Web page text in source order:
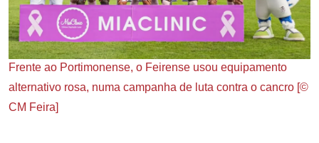
Frente ao Portimonense, o Feirense usou equipamento
alternativo rosa, numa campanha de luta contra o cancro [©
CM Feira]